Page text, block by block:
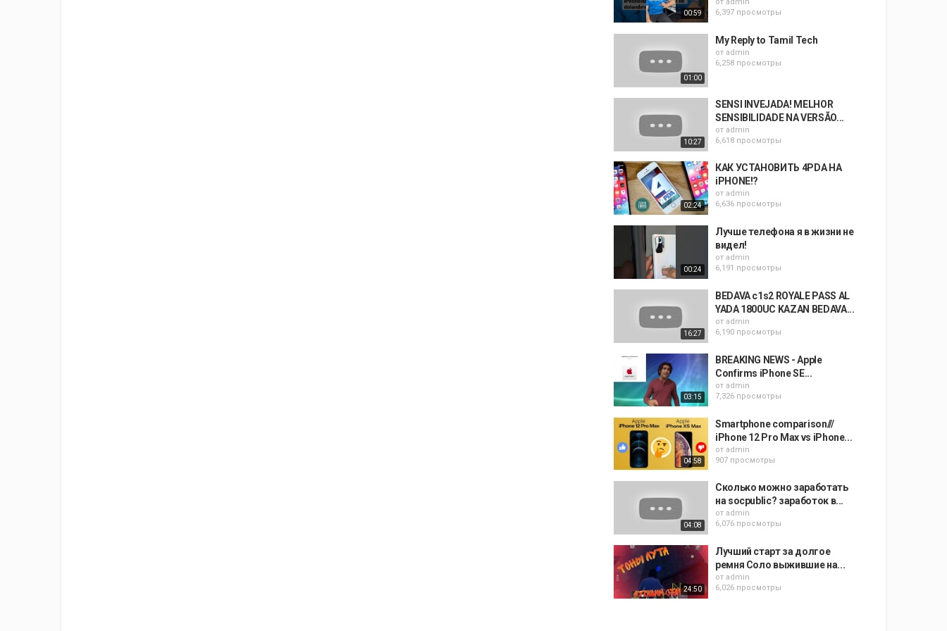
00:59
6,397 просмотры
01:00
My Reply to Tamil Tech
от admin
6,258 просмотры
10:27
SENSI INVEJADA! MELHOR
SENSIBILIDADE NA VERSÃO...
от admin
6,618 просмотры
02:24
КАК УСТАНОВИТЬ 4PDA НА
iPHONE!?
от admin
6,636 просмотры
00:24
Лучше телефона я в жизни не
видел!
от admin
6,191 просмотры
16:27
BEDAVA c1s2 ROYALE PASS AL
YADA 1800UC KAZAN BEDAVA...
от admin
6,190 просмотры
03:15
BREAKING NEWS - Apple
Confirms iPhone SE...
от admin
7,326 просмотры
04:58
Smartphone comparison///
iPhone 12 Pro Max vs iPhone...
от admin
907 просмотры
04:08
Сколько можно заработать
на socpublic? заработок в...
от admin
6,076 просмотры
24:50
Лучший старт за долгое
ремня Соло выжившие на...
от admin
6,026 просмотры